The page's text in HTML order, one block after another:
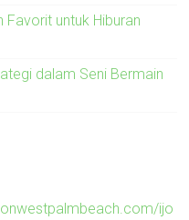
Favorit untuk Hiburan
dalam Seni Bermain
ijo